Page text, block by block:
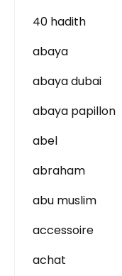
40 hadith
abaya
abaya dubai
abaya papillon
abel
abraham
abu muslim
accessoire
achat